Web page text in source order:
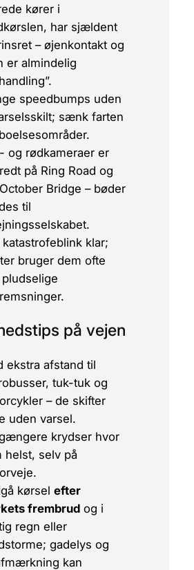
kører i
har sjældent
– øjenkontakt og
er almindelig
speedbumps uden
sænk farten
og rødkameraer er
på Ring Road og
Bridge – bøder
til
katastrofeblink klar;
bruger dem ofte
på vejen
ekstra afstand til
tuk-tuk og
– de skifter
uden varsel.
krydser hvor
helst, selv på
kørsel efter
frembrudog i
regn eller
gadelys og
kan